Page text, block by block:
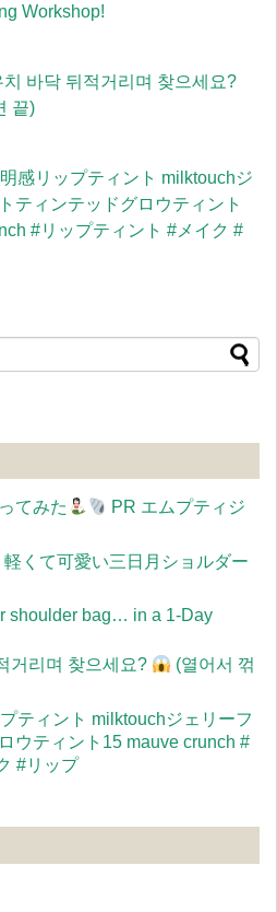
Workshop!
치 바닥 뒤적거리며 찾으세요?
끝)
感リップティント milktouchジ
ティンテッドグロウティント
#リップティント #メイク #
てみた
PR エムプティジ
軽くて可愛い三日月ショルダー
shoulder bag… in a 1-Day
거리며 찾으세요?
(열어서 꺾
ティント milktouchジェリーフ
ウティント15 mauve crunch #
#リップ